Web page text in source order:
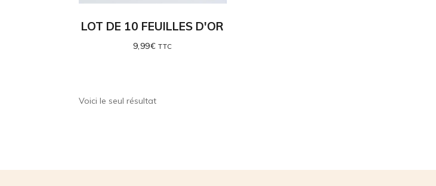
LOT DE 10 FEUILLES D'OR
9,99€ TTC
Voici le seul résultat